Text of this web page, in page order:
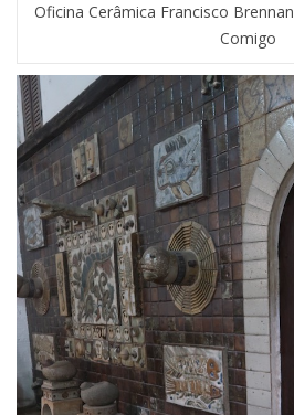
Oficina Cerâmica Francisco
Comigo